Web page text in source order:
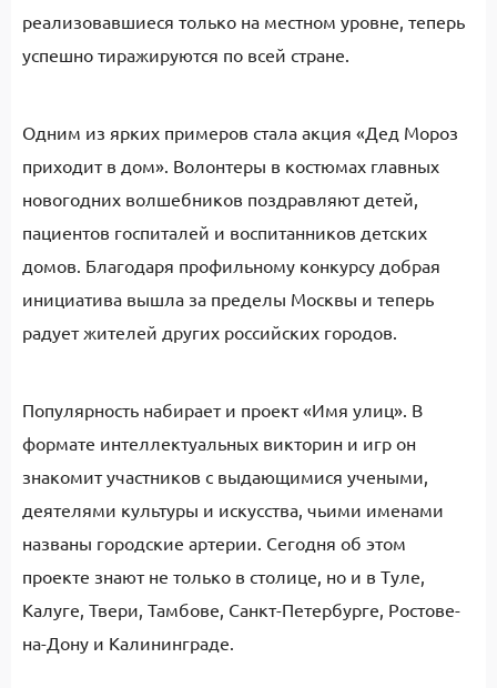
реализовавшиеся только на местном уровне, теперь
успешно тиражируются по всей стране.
Одним из ярких примеров стала акция «Дед Мороз
приходит в дом». Волонтеры в костюмах главных
новогодних волшебников поздравляют детей,
пациентов госпиталей и воспитанников детских
домов. Благодаря профильному конкурсу добрая
инициатива вышла за пределы Москвы и теперь
радует жителей других российских городов.
Популярность набирает и проект «Имя улиц». В
формате интеллектуальных викторин и игр он
знакомит участников с выдающимися учеными,
деятелями культуры и искусства, чьими именами
названы городские артерии. Сегодня об этом
проекте знают не только в столице, но и в Туле,
Калуге, Твери, Тамбове, Санкт-Петербурге, Ростове-
на-Дону и Калининграде.